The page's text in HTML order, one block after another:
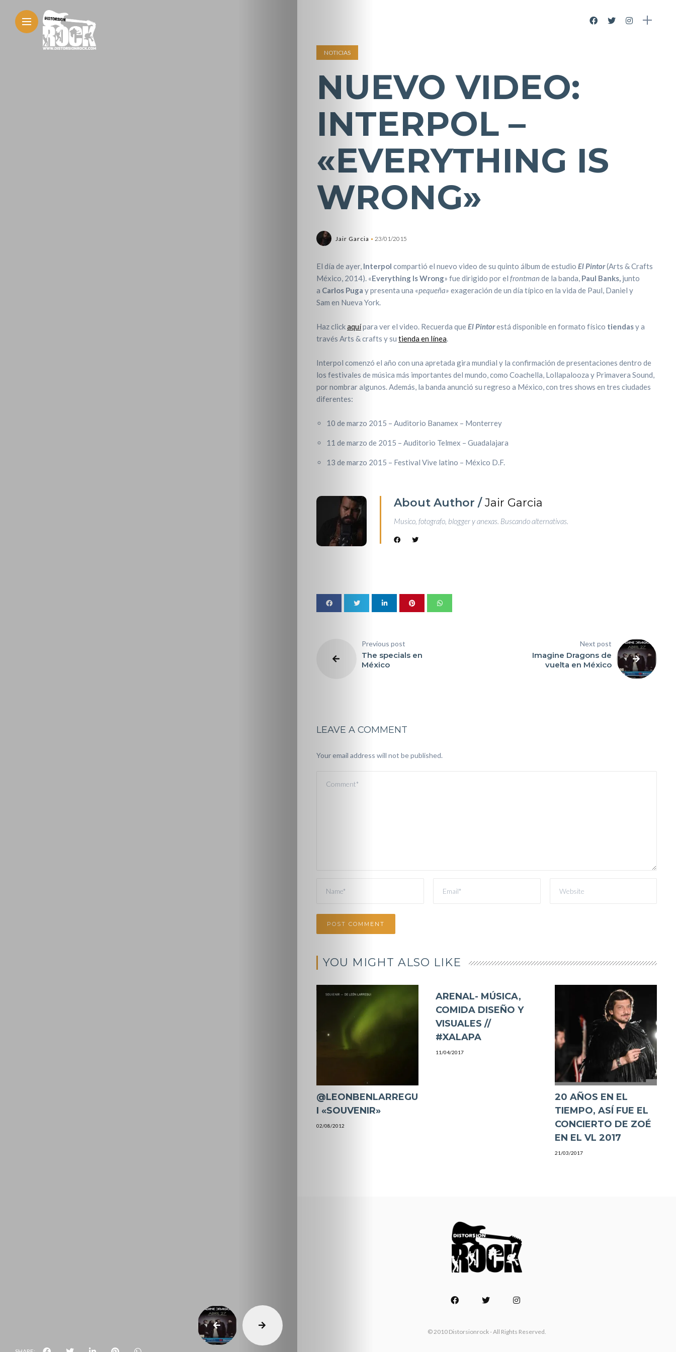
NOTICIAS
NUEVO VIDEO:
INTERPOL –
«EVERYTHING IS
WRONG»
Jair Garcia 23/01/2015
El día de ayer, Interpol compartió el nuevo video de su quinto álbum de estudio El Pintor(Arts & Crafts
México, 2014). «Everything Is Wrong» fue dirigido por el frontman de la banda, Paul Banks, junto
a Carlos Puga y presenta una «pequeña» exageración de un día típico en la vida de Paul, Daniel y
Sam en Nueva York.
Haz clickaquípara ver el video. Recuerda queEl Pintorestá disponible en formato físico tiendasy a
través Arts & crafts y su tienda en línea.
Interpol comenzó el año con una apretada gira mundial y la confirmación de presentaciones dentro de
los festivales de música más importantes del mundo, como Coachella, Lollapalooza y Primavera Sound,
por nombrar algunos. Además, la banda anunció su regreso a México, con tres shows en tres ciudades
diferentes:
10 de marzo 2015 – Auditorio Banamex – Monterrey
11 de marzo de 2015 – Auditorio Telmex – Guadalajara
13 de marzo 2015 – Festival Vive latino – México D.F.
About Author /Jair Garcia
Musico, fotografo, blogger y anexas. Buscando alternativas.
Previous post
The specials en
México
Next post
Imagine Dragons de
vuelta en México
LEAVE A COMMENT
Your email address will not be published.
YOU MIGHT ALSO LIKE
@LEONBENLARREGU
I «SOUVENIR»
02/08/2012
ARENAL- MÚSICA,
COMIDA DISEÑO Y
VISUALES //
#XALAPA
11/04/2017
20 AÑOS EN EL
TIEMPO, ASÍ FUE EL
CONCIERTO DE ZOÉ
EN EL VL 2017
21/03/2017
© 2010 Distorsionrock - All Rights Reserved.